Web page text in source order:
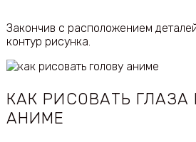
Закончив с расположением
контур рисунка.
КАК РИСОВАТЬ ГЛАЗА
АНИМЕ